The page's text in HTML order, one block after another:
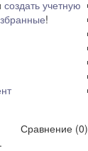
создать учетную
!
Сравнение (0)